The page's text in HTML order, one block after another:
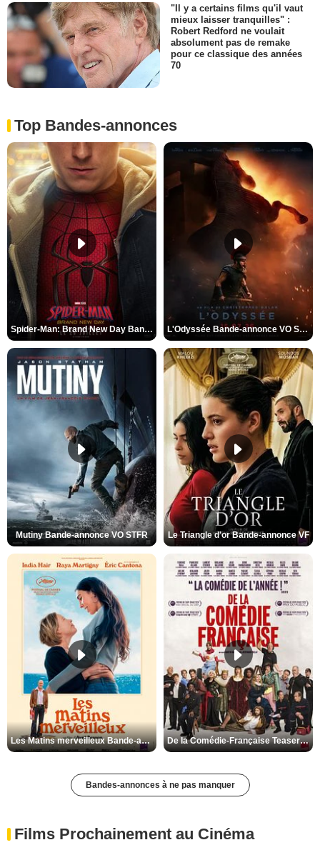
"Il y a certains films qu'il vaut
mieux laisser tranquilles" :
Robert Redford ne voulait
absolument pas de remake
pour ce classique des années
70
Top Bandes-annonces
Spider-Man: Brand New Day Bande-annonce VO STFR L'Odyssée Bande-annonce VO STFR
Mutiny Bande-annonce VO STFR Le Triangle d'or Bande-annonce VF
Les Matins merveilleux Bande-annonce VF De la Comédie-Française Teaser VF
Bandes-annonces à ne pas manquer
Films Prochainement au Cinéma